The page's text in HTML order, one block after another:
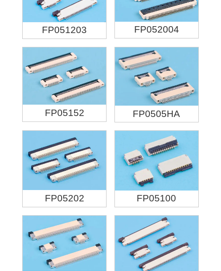
FP051203 FP052004
FP05152 FP0505HA
FP05202 FP05100